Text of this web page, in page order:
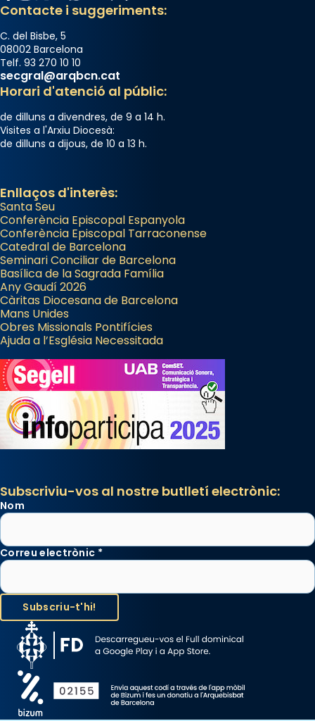
Photo
View on Facebook
Contacte i suggeriments:
C. del Bisbe, 5
08002 Barcelona
Telf. 93 270 10 10
secgral@arqbcn.cat
Horari d'atenció al públic:
de dilluns a divendres, de 9 a 14 h.
Visites a l'Arxiu Diocesà:
de dilluns a dijous, de 10 a 13 h.
Enllaços d'interès:
Santa Seu
Conferència Episcopal Espanyola
Conferència Episcopal Tarraconense
Catedral de Barcelona
Seminari Conciliar de Barcelona
Basílica de la Sagrada Família
Any Gaudí 2026
Càritas Diocesana de Barcelona
Mans Unides
Obres Missionals Pontifícies
Ajuda a l’Església Necessitada
Subscriviu-vos al nostre butlletí electrònic:
Nom
Correu electrònic *